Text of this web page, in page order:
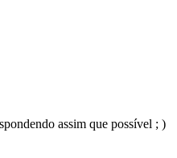
assim que possível ; )